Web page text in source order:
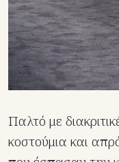
Παλτό με
κοστούμια και